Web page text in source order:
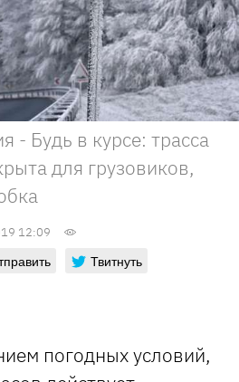
- Будь в курсе: трасса
для грузовиков,
12:09
Твитнуть
погодных условий,